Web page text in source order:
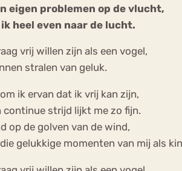
eigen problemen op de vlucht,
heel even naar de lucht.
vrij willen zijn als een vogel,
stralen van geluk.
ik ervan dat ik vrij kan zijn,
continue strijd lijkt me zo fijn.
op de golven van de wind,
gelukkige momenten van mij als
Eetbuien